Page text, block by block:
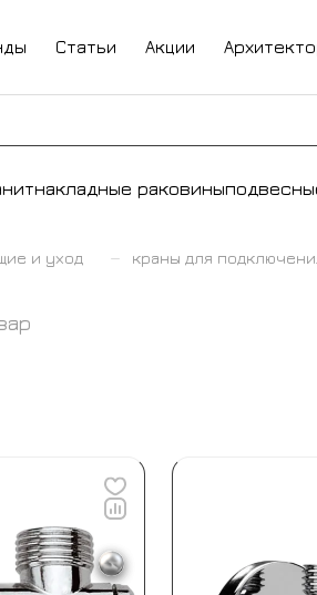
Статьи Акции
накладные раковины
и уход – краны для